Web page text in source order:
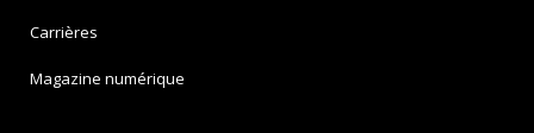
Carrières
Magazine numérique